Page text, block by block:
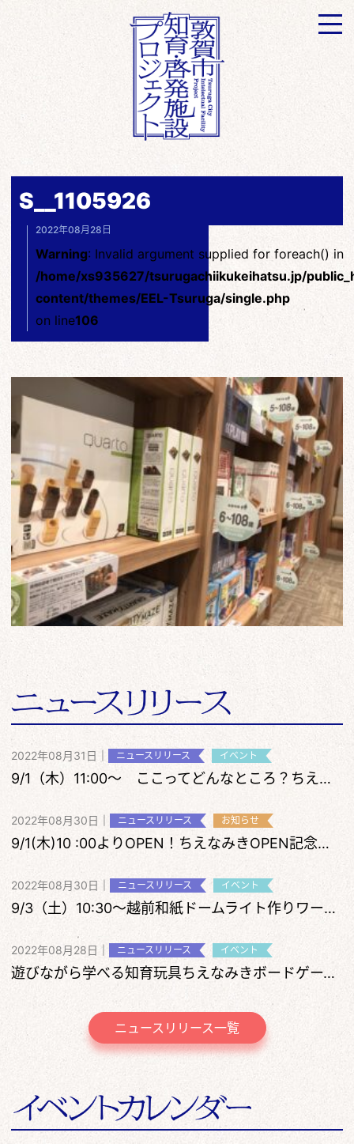
S__1105926
2022年08月28日
Warning: Invalid argument supplied for foreach() in
/home/xs935627/tsurugachiikukeihatsu.jp/
content/themes/EEL-Tsuruga/single.php
on line106
2022年08月31日 ニュースリリース イベント
9/1（木）11:00～ ここってどんなところ？ちえなみきめぐりツアー
2022年08月30日 ニュースリリース お知らせ
9/1(木)10 :00よりOPEN！ちえなみきOPEN記念について
2022年08月30日 ニュースリリース イベント
9/3（土）10:30～越前和紙ドームライト作りワークショップ開催
2022年08月28日 ニュースリリース イベント
遊びながら学べる知育玩具ちえなみきボードゲーム体験会
ニュースリリース一覧